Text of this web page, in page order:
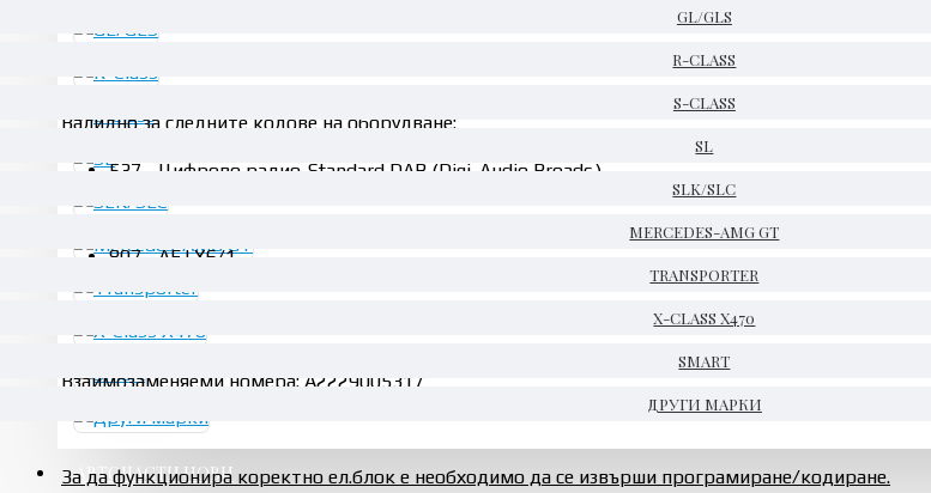
GL/GLS
R-CLASS
S-CLASS
SL
SLK/SLC
MERCEDES-AMG GT
TRANSPORTER
X-CLASS X470
SMART
ДРУГИ МАРКИ
АВТОЧАСТИ НОВИ
Валидно за следните кодове на оборудване:
537 - Цифрово радио-Standard DAB (Digi. Audio Broadc.)
807 - AEJ X6/1
Взаимозаменяеми номера: A2229005317
За да функционира коректно ел.блок е необходимо да се извърши програмиране/кодиране.